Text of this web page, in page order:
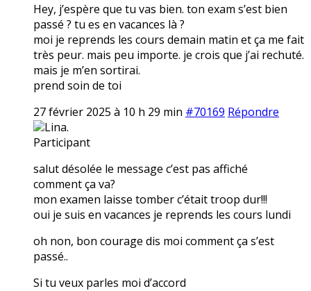
Hey, j’espère que tu vas bien. ton exam s’est bien
passé ? tu es en vacances là ?
moi je reprends les cours demain matin et ça me fait
très peur. mais peu importe. je crois que j’ai rechuté.
mais je m’en sortirai.
prend soin de toi
27 février 2025 à 10 h 29 min #70169 Répondre
Lina.
Participant
salut désolée le message c’est pas affiché
comment ça va?
mon examen laisse tomber c’était troop dur!!!
oui je suis en vacances je reprends les cours lundi
oh non, bon courage dis moi comment ça s’est
passé..
Si tu veux parles moi d’accord